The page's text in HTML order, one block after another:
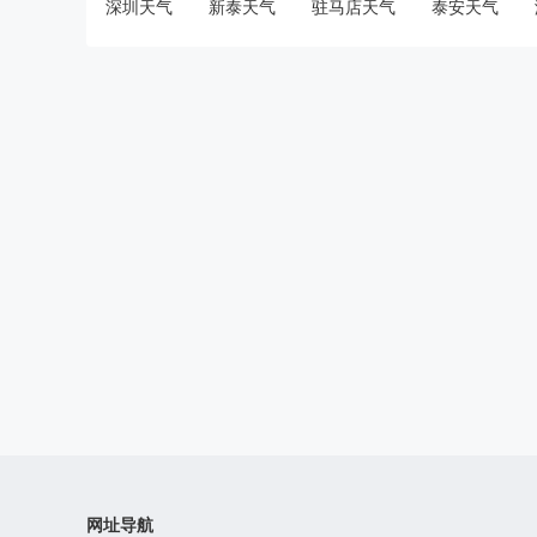
深圳天气 新泰天气 驻马店天气 泰安天气
网址导航